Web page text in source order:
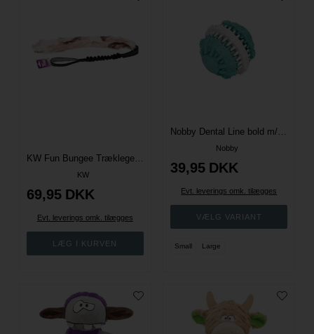
KW Fun Bungee Træklegetøj med pels
KW
69,95 DKK
Evt. leverings omk. tilægges
Nobby
39,95 DKK
Evt. leverings omk. tilægges
Small Large